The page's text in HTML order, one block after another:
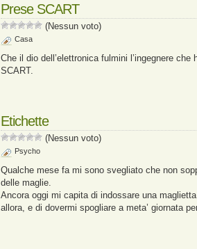
Prese SCART
(Nessun voto)
Casa
Che il dio dell’elettronica fulmini l’ingegnere che
SCART.
Etichette
(Nessun voto)
Psycho
Qualche mese fa mi sono svegliato che non
delle maglie.
Ancora oggi mi capita di indossare una
allora, e di dovermi spogliare a meta’ giornata